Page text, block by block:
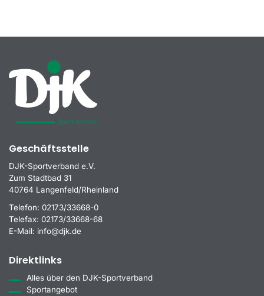
Geschäftsstelle
DJK-Sportverband e.V.
Zum Stadtbad 31
40764 Langenfeld/Rheinland
Telefon: 02173/33668-0
Telefax: 02173/33668-68
E-Mail: info@djk.de
Direktlinks
Alles über den DJK-Sportverband
Sportangebot